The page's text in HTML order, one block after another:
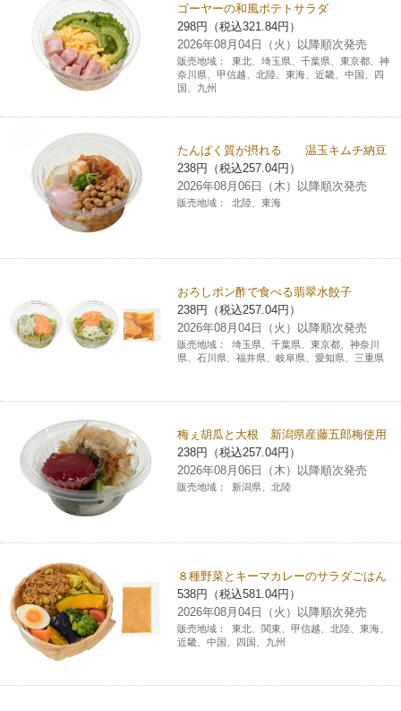
ゴーヤーの和風ポテトサラダ
298円（税込321.84円）
2026年08月04日（火）以降順次発売
販売地域：
東北、埼玉県、千葉県、東京都、神
奈川県、甲信越、北陸、東海、近畿、中国、四
国、九州
たんぱく質が摂れる 温玉キムチ納豆
238円（税込257.04円）
2026年08月06日（木）以降順次発売
販売地域： 北陸、東海
おろしポン酢で食べる翡翠水餃子
238円（税込257.04円）
2026年08月04日（火）以降順次発売
販売地域：
埼玉県、千葉県、東京都、神奈川
県、石川県、福井県、岐阜県、愛知県、三重県
梅ぇ胡瓜と大根 新潟県産藤五郎梅使用
238円（税込257.04円）
2026年08月06日（木）以降順次発売
販売地域： 新潟県、北陸
８種野菜とキーマカレーのサラダごはん
538円（税込581.04円）
2026年08月04日（火）以降順次発売
販売地域：
東北、関東、甲信越、北陸、東海、
近畿、中国、四国、九州